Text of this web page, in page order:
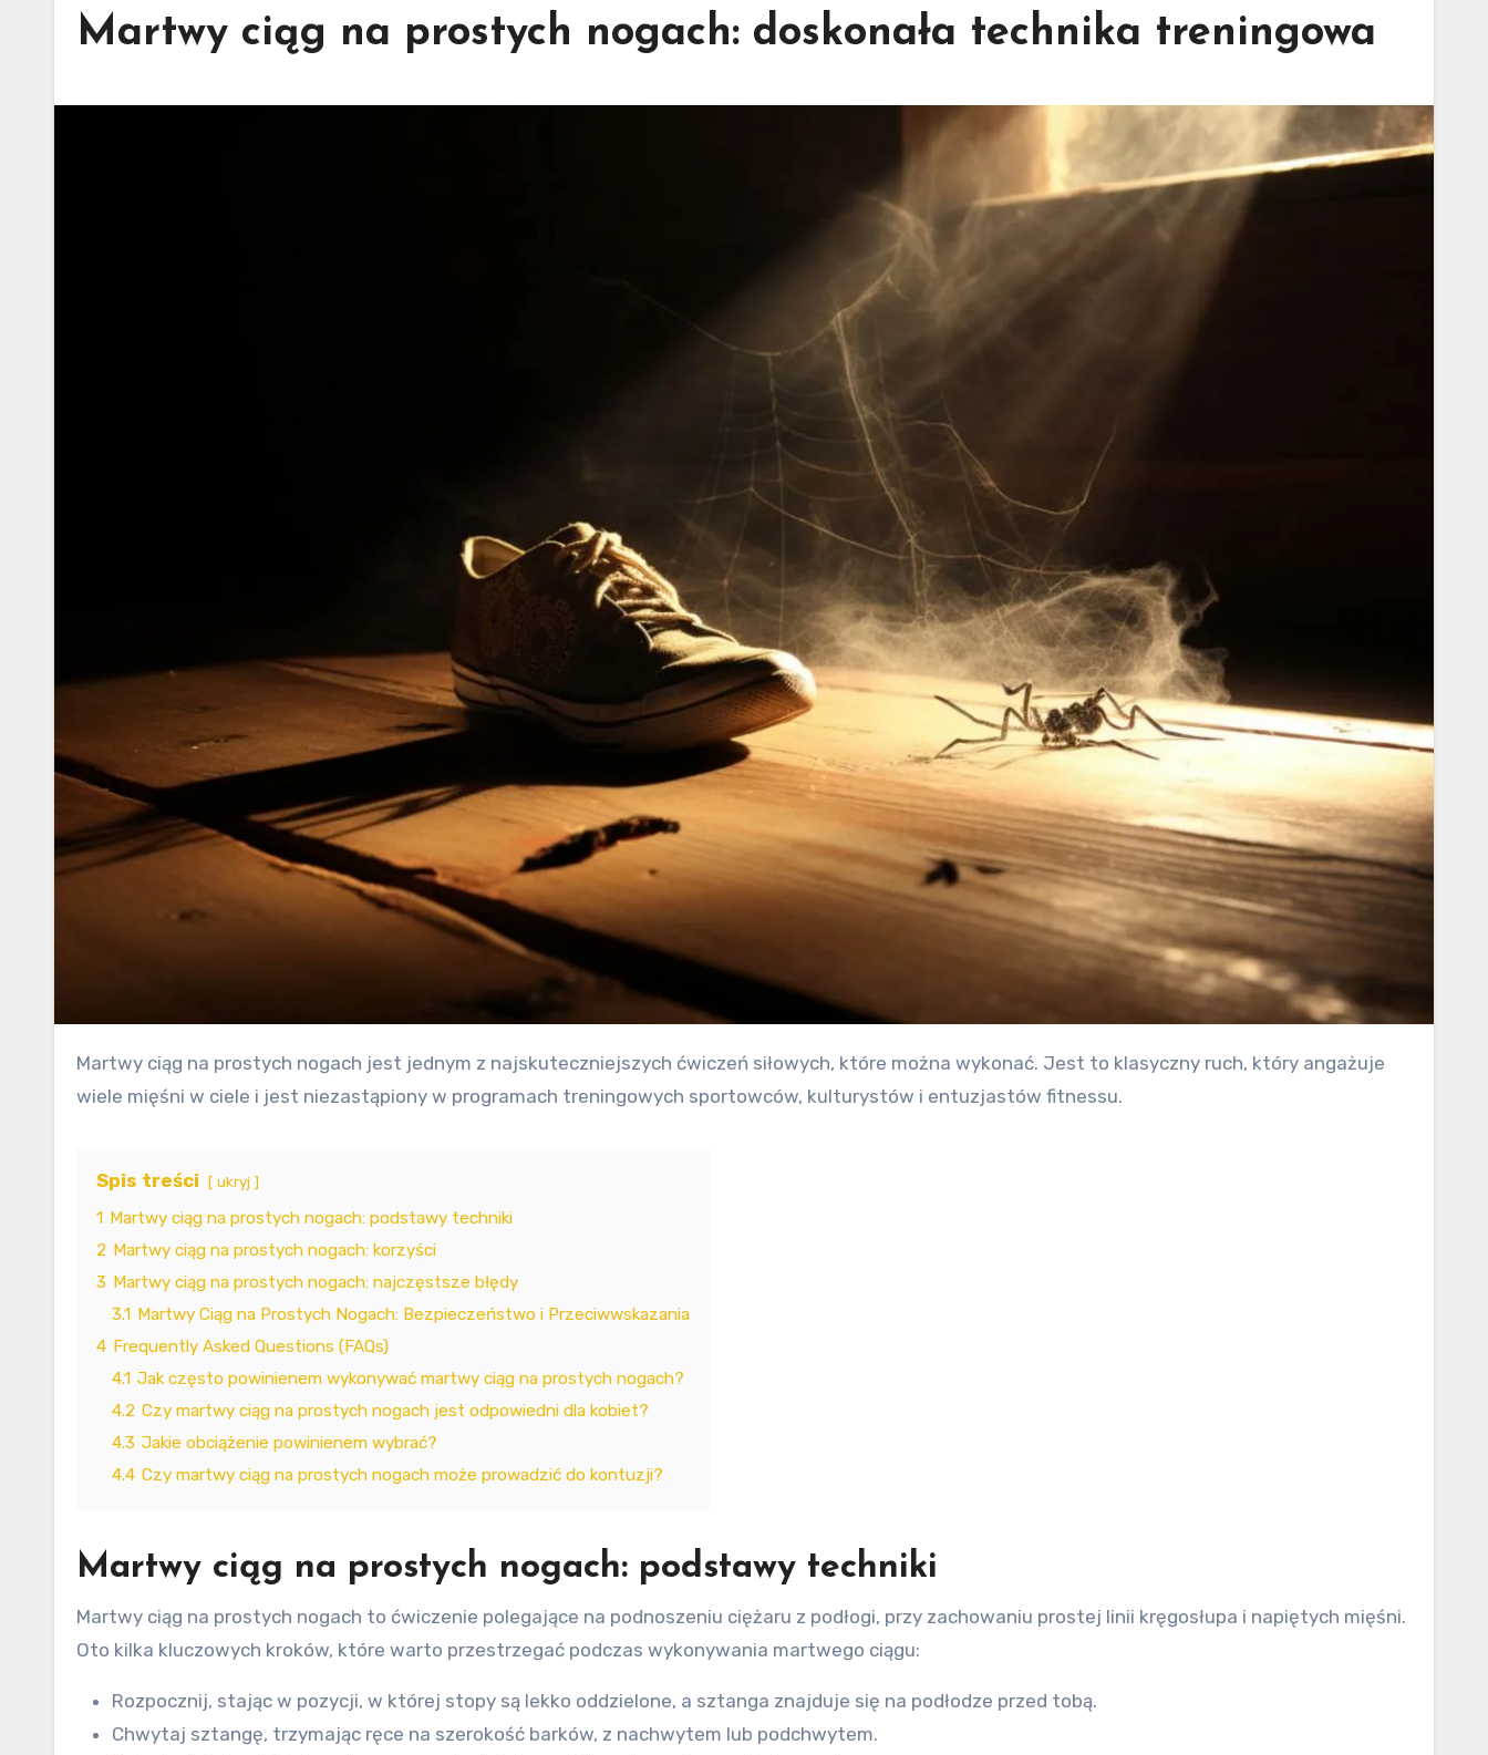
Martwy ciąg na prostych nogach: doskonała technika treningowa
Martwy ciąg na prostych nogach jest jednym z najskuteczniejszych ćwiczeń siłowych, które można wykonać. Jest to klasyczny ruch, który angażuje
wiele mięśni w ciele i jest niezastąpiony w programach treningowych sportowców, kulturystów i entuzjastów fitnessu.
Spis treści ukryj
1 Martwy ciąg na prostych nogach: podstawy techniki
2 Martwy ciąg na prostych nogach: korzyści
3 Martwy ciąg na prostych nogach: najczęstsze błędy
3.1 Martwy Ciąg na Prostych Nogach: Bezpieczeństwo i Przeciwwskazania
4 Frequently Asked Questions (FAQs)
4.1 Jak często powinienem wykonywać martwy ciąg na prostych nogach?
4.2 Czy martwy ciąg na prostych nogach jest odpowiedni dla kobiet?
4.3 Jakie obciążenie powinienem wybrać?
4.4 Czy martwy ciąg na prostych nogach może prowadzić do kontuzji?
Martwy ciąg na prostych nogach: podstawy techniki
Martwy ciąg na prostych nogach to ćwiczenie polegające na podnoszeniu ciężaru z podłogi, przy zachowaniu prostej linii kręgosłupa i napiętych mięśni.
Oto kilka kluczowych kroków, które warto przestrzegać podczas wykonywania martwego ciągu:
Rozpocznij, stając w pozycji, w której stopy są lekko oddzielone, a sztanga znajduje się na podłodze przed tobą.
Chwytaj sztangę, trzymając ręce na szerokość barków, z nachwytem lub podchwytem.